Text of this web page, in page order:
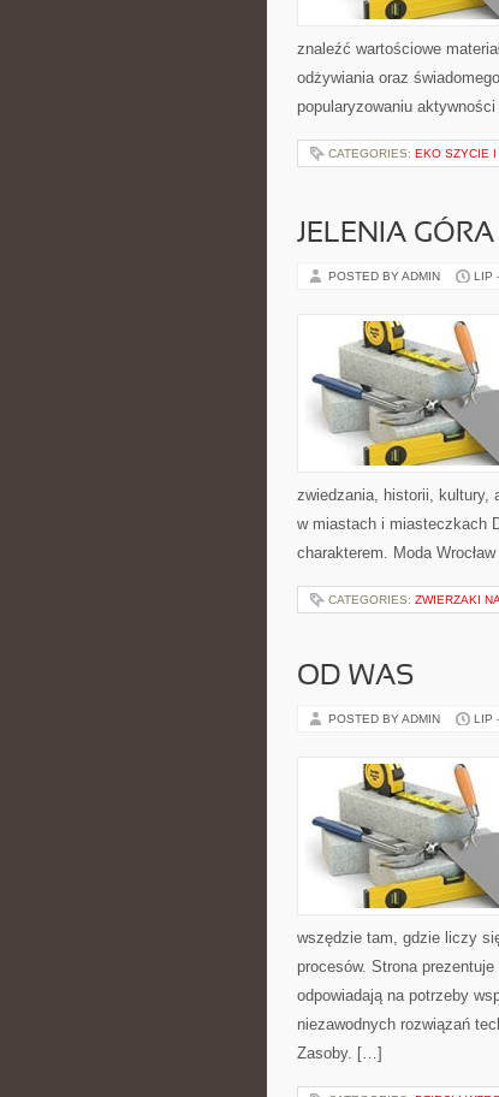
znaleźć wartościowe
odżywiania oraz
popularyzowaniu
CATEGORIES: EKO SZYCIE I
JELENIA GÓRA
POSTED BY ADMIN LIP
zwiedzania, historii, kultury,
w miastach i miasteczkach
charakterem. Moda
CATEGORIES: ZWIERZAKI
OD WAS
POSTED BY ADMIN LIP
wszędzie tam, gdzie liczy
procesów. Strona
odpowiadają na potrzeby
niezawodnych rozwiązań
Zasoby. […]